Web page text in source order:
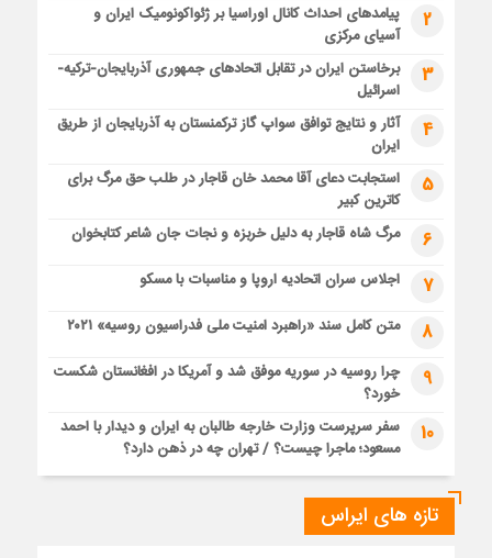
2
پیامدهای احداث کانال اوراسیا بر ژئواکونومیک ایران و
آسیای مرکزی
3
برخاستن ایران در تقابل اتحادهای جمهوری آذربایجان-ترکیه-
اسرائیل
4
آثار و نتایج توافق سواپ گاز ترکمنستان به آذربایجان از طریق
ایران
5
استجابت دعای آقا محمد خان قاجار در طلب حق مرگ برای
کاترین کبیر
6 مرگ شاه قاجار به دلیل خربزه و نجات جان شاعر کتابخوان
7 اجلاس سران اتحادیه اروپا و مناسبات با مسکو
8 متن کامل سند «راهبرد امنیت ملی فدراسیون روسیه» ۲۰۲۱
9
چرا روسیه در سوریه موفق شد و آمریکا در افغانستان شکست
خورد؟
10
سفر سرپرست وزارت خارجه طالبان به ایران و دیدار با احمد
مسعود؛ ماجرا چیست؟ / تهران چه در ذهن دارد؟
تازه های ایراس